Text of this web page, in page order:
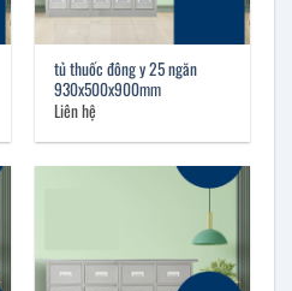
tủ thuốc đông y 25 ngăn
930x500x900mm
Liên hệ